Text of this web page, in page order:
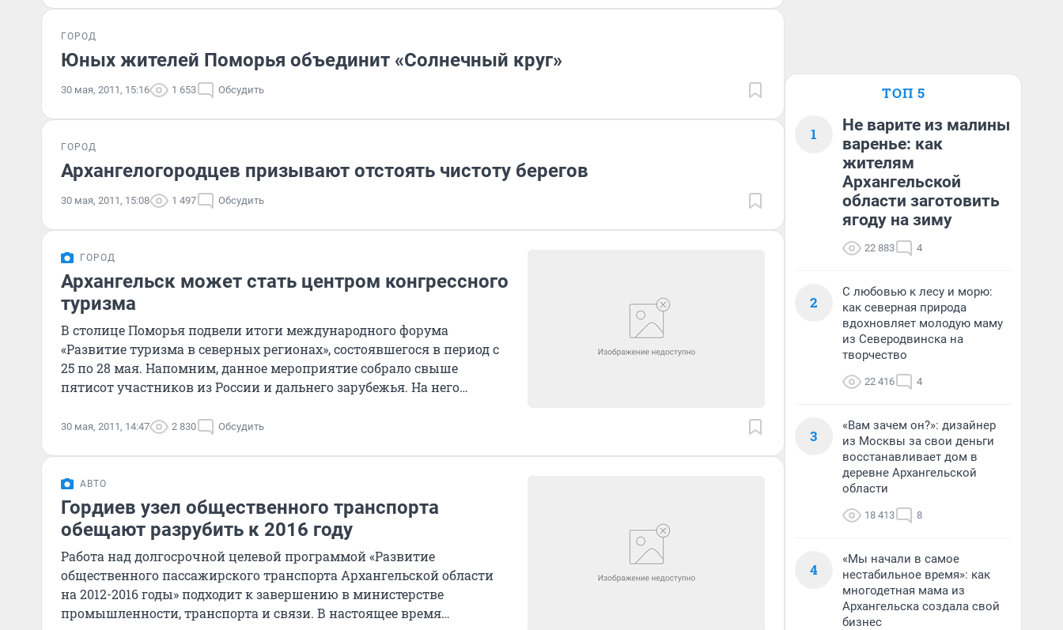
ГОРОД
Юных жителей Поморья объединит «Солнечный круг»
30 мая, 2011, 15:16 1 653 Обсудить
ГОРОД
Архангелогородцев призывают отстоять чистоту берегов
30 мая, 2011, 15:08 1 497 Обсудить
ГОРОД
Архангельск может стать центром конгрессного
туризма
В столице Поморья подвели итоги международного форума
«Развитие туризма в северных регионах», состоявшегося в период с
25 по 28 мая. Напомним, данное мероприятие собрало свыше
пятисот участников из России и дальнего зарубежья. На него
30 мая, 2011, 14:47 2 830 Обсудить
АВТО
Гордиев узел общественного транспорта
обещают разрубить к 2016 году
Работа над долгосрочной целевой программой «Развитие
общественного пассажирского транспорта Архангельской области
на 2012-2016 годы» подходит к завершению в министерстве
промышленности, транспорта и связи. В настоящее время
ТОП 5
1
Не варите из малины
варенье: как
жителям
Архангельской
области заготовить
ягоду на зиму
22 883 4
2
С любовью к лесу и морю:
как северная природа
вдохновляет молодую маму
из Северодвинска на
творчество
22 416 4
3
«Вам зачем он?»: дизайнер
из Москвы за свои деньги
восстанавливает дом в
деревне Архангельской
области
18 413 8
4
«Мы начали в самое
нестабильное время»: как
многодетная мама из
Архангельска создала свой
бизнес